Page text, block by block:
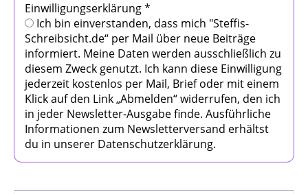
Einwilligungserklärung*
Ich bin einverstanden, dass mich "Steffis-
Schreibsicht.de“ per Mail über neue Beiträge
informiert. Meine Daten werden ausschließlich zu
diesem Zweck genutzt. Ich kann diese Einwilligung
jederzeit kostenlos per Mail, Brief oder mit einem
Klick auf den Link „Abmelden“ widerrufen, den ich
in jeder Newsletter-Ausgabe finde. Ausführliche
Informationen zum Newsletterversand erhältst
du in unserer Datenschutzerklärung.